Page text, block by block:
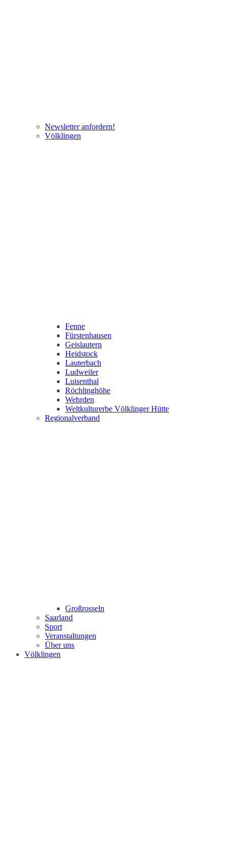
Newsletter anfordern!
Völklingen
Fenne
Fürstenhausen
Geislautern
Heidstock
Lauterbach
Ludweiler
Luisenthal
Röchlinghöhe
Wehrden
Weltkulturerbe Völklinger Hütte
Regionalverband
Großrosseln
Saarland
Sport
Veranstaltungen
Über uns
Völklingen